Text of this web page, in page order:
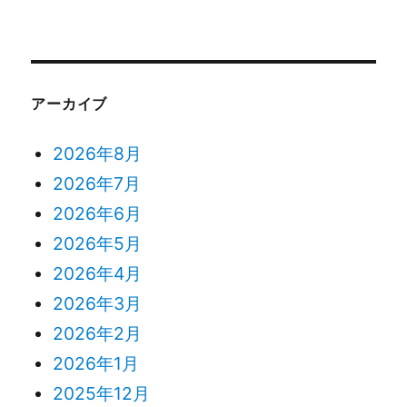
アーカイブ
2026年8月
2026年7月
2026年6月
2026年5月
2026年4月
2026年3月
2026年2月
2026年1月
2025年12月